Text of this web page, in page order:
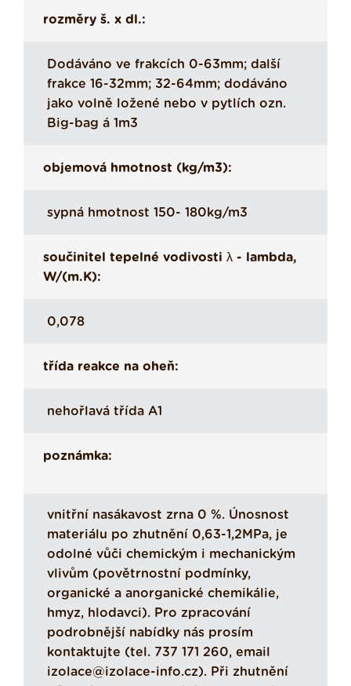
rozměry š. x dl.:
Dodáváno ve frakcích 0-63mm; další
frakce 16-32mm; 32-64mm; dodáváno
jako volně ložené nebo v pytlích ozn.
Big-bag á 1m3
objemová hmotnost (kg/m3):
sypná hmotnost 150- 180kg/m3
součinitel tepelné vodivosti λ - lambda,
W/(m.K):
0,078
třída reakce na oheň:
nehořlavá třída A1
poznámka:
vnitřní nasákavost zrna 0 %. Únosnost
materiálu po zhutnění 0,63-1,2MPa, je
odolné vůči chemickým i mechanickým
vlivům (povětrnostní podmínky,
organické a anorganické chemikálie,
hmyz, hlodavci). Pro zpracování
podrobnější nabídky nás prosím
kontaktujte (tel. 737 171 260, email
izolace@izolace-info.cz). Při zhutnění